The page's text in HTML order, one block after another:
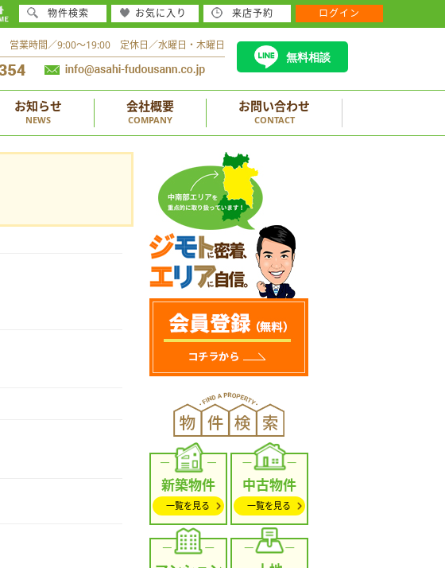
営業時間／9:00～19:00 定休日／水曜日・木曜日
無料相談
お知らせ
NEWS
会社概要
COMPANY
お問い合わせ
CONTACT
新築物件
一覧を見る
中古物件
一覧を見る
物件検索 お気に入り 来店予約 ログイン